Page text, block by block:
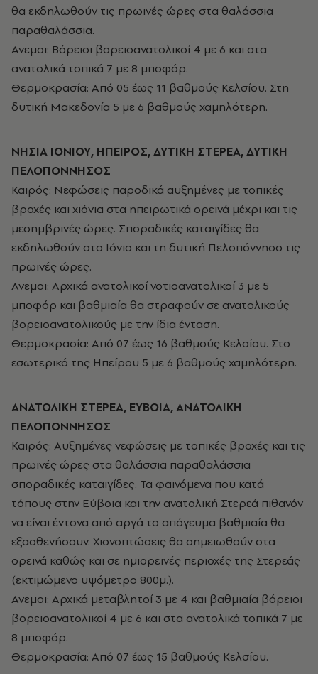
θα εκδηλωθούν τις πρωινές ώρες στα θαλάσσια
παραθαλάσσια.
Ανεμοι: Βόρειοι βορειοανατολικοί 4 με 6 και στα
ανατολικά τοπικά 7 με 8 μποφόρ.
Θερμοκρασία: Από 05 έως 11 βαθμούς Κελσίου. Στη
δυτική Μακεδονία 5 με 6 βαθμούς χαμηλότερη.
ΝΗΣΙΑ ΙΟΝΙΟΥ, ΗΠΕΙΡΟΣ, ΔΥΤΙΚΗ ΣΤΕΡΕΑ, ΔΥΤΙΚΗ
ΠΕΛΟΠΟΝΝΗΣΟΣ
Καιρός: Νεφώσεις παροδικά αυξημένες με τοπικές
βροχές και χιόνια στα ηπειρωτικά ορεινά μέχρι και τις
μεσημβρινές ώρες. Σποραδικές καταιγίδες θα
εκδηλωθούν στο Ιόνιο και τη δυτική Πελοπόννησο τις
πρωινές ώρες.
Ανεμοι: Αρχικά ανατολικοί νοτιοανατολικοί 3 με 5
μποφόρ και βαθμιαία θα στραφούν σε ανατολικούς
βορειοανατολικούς με την ίδια ένταση.
Θερμοκρασία: Από 07 έως 16 βαθμούς Κελσίου. Στο
εσωτερικό της Ηπείρου 5 με 6 βαθμούς χαμηλότερη.
ΑΝΑΤΟΛΙΚΗ ΣΤΕΡΕΑ, ΕΥΒΟΙΑ, ΑΝΑΤΟΛΙΚΗ
ΠΕΛΟΠΟΝΝΗΣΟΣ
Καιρός: Αυξημένες νεφώσεις με τοπικές βροχές και τις
πρωινές ώρες στα θαλάσσια παραθαλάσσια
σποραδικές καταιγίδες. Τα φαινόμενα που κατά
τόπους στην Εύβοια και την ανατολική Στερεά πιθανόν
να είναι έντονα από αργά το απόγευμα βαθμιαία θα
εξασθενήσουν. Χιονοπτώσεις θα σημειωθούν στα
ορεινά καθώς και σε ημιορεινές περιοχές της Στερεάς
(εκτιμώμενο υψόμετρο 800μ.).
Ανεμοι: Αρχικά μεταβλητοί 3 με 4 και βαθμιαία βόρειοι
βορειοανατολικοί 4 με 6 και στα ανατολικά τοπικά 7 με
8 μποφόρ.
Θερμοκρασία: Από 07 έως 15 βαθμούς Κελσίου.